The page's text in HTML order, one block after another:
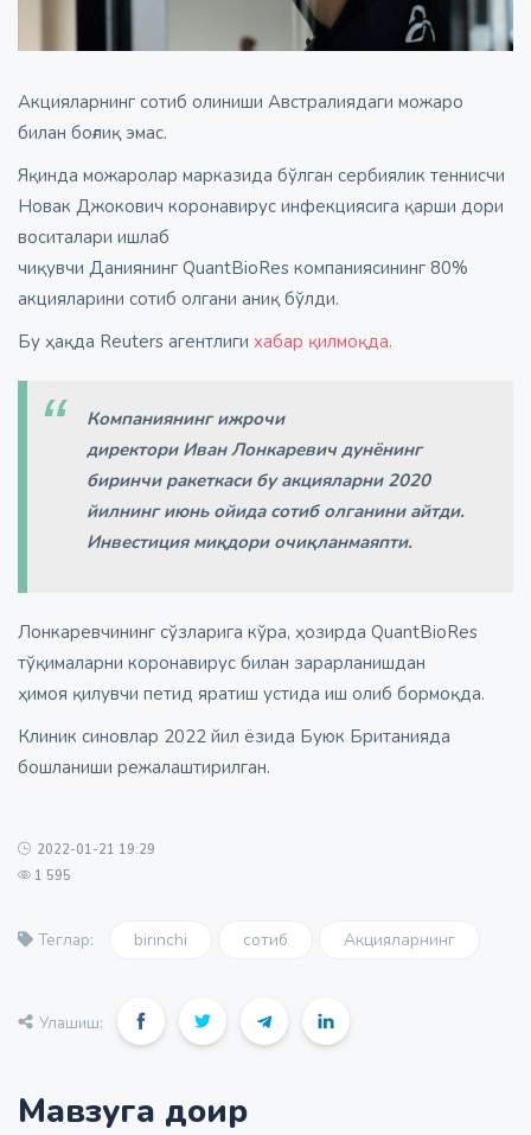
Акцияларнинг сотиб олиниши Австралиядаги можаро
билан боғлиқ эмас.
Яқинда можаролар марказида бўлган сербиялик теннисчи
Новак Джокович коронавирус инфекциясига қарши дори
воситалари ишлаб
чиқувчи Даниянинг QuantBioRes компаниясининг 80%
акцияларини сотиб олгани аниқ бўлди.
Бу ҳақда Reuters агентлиги хабар қилмоқда.
Компаниянинг ижрочи
директори Иван Лонкаревич дунёнинг
биринчи ракеткаси бу акцияларни 2020
йилнинг июнь ойида сотиб олганини айтди.
Инвестиция миқдори очиқланмаяпти.
Лонкаревчининг сўзларига кўра, ҳозирда QuantBioRes
тўқималарни коронавирус билан зарарланишдан
ҳимоя қилувчи петид яратиш устида иш олиб бормоқда.
Клиник синовлар 2022 йил ёзида Буюк Британияда
бошланиши режалаштирилган.
2022-01-21 19:29
1 595
Теглар: birinchi сотиб Акцияларнинг
Улашиш:
Мавзуга доир